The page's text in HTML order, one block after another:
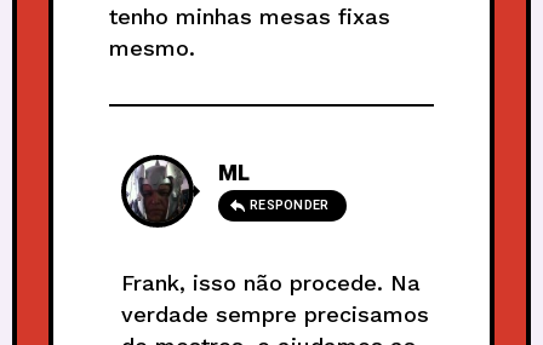
tenho minhas mesas fixas
mesmo.
ML
RESPONDER
Frank, isso não procede. Na
verdade sempre precisamos